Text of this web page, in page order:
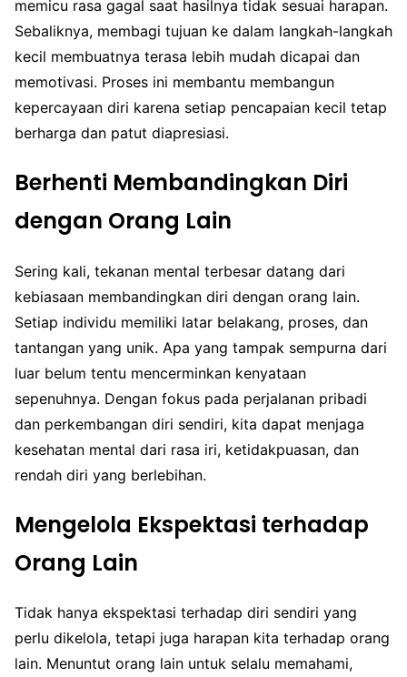
memicu rasa gagal saat hasilnya tidak sesuai harapan.
Sebaliknya, membagi tujuan ke dalam langkah-langkah
kecil membuatnya terasa lebih mudah dicapai dan
memotivasi. Proses ini membantu membangun
kepercayaan diri karena setiap pencapaian kecil tetap
berharga dan patut diapresiasi.
Berhenti Membandingkan Diri
dengan Orang Lain
Sering kali, tekanan mental terbesar datang dari
kebiasaan membandingkan diri dengan orang lain.
Setiap individu memiliki latar belakang, proses, dan
tantangan yang unik. Apa yang tampak sempurna dari
luar belum tentu mencerminkan kenyataan
sepenuhnya. Dengan fokus pada perjalanan pribadi
dan perkembangan diri sendiri, kita dapat menjaga
kesehatan mental dari rasa iri, ketidakpuasan, dan
rendah diri yang berlebihan.
Mengelola Ekspektasi terhadap
Orang Lain
Tidak hanya ekspektasi terhadap diri sendiri yang
perlu dikelola, tetapi juga harapan kita terhadap orang
lain. Menuntut orang lain untuk selalu memahami,